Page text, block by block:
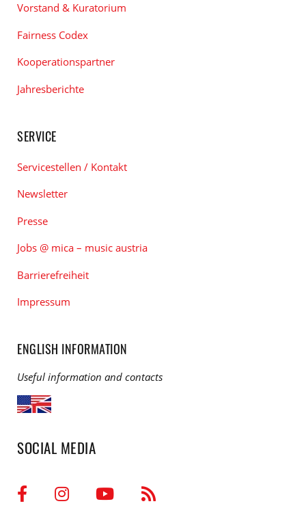
Vorstand & Kuratorium
Fairness Codex
Kooperationspartner
Jahresberichte
SERVICE
Servicestellen / Kontakt
Newsletter
Presse
Jobs @ mica – music austria
Barrierefreiheit
Impressum
ENGLISH INFORMATION
Useful information and contacts
SOCIAL MEDIA